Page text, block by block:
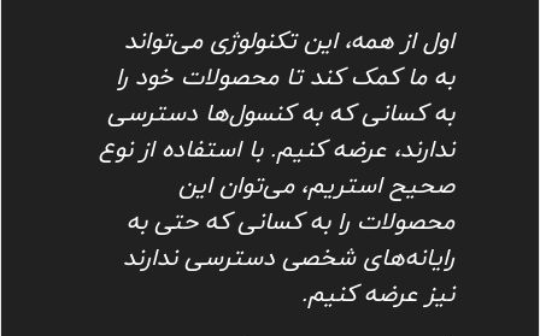
اول از همه، این تکنولوژی می‌تواند
به ما کمک کند تا محصولات خود را
به کسانی که به کنسول‌ها دسترسی
ندارند، عرضه کنیم. با استفاده از نوع
صحیح استریم، می‌توان این
محصولات را به کسانی که حتی به
رایانه‌های شخصی دسترسی ندارند
نیز عرضه کنیم.